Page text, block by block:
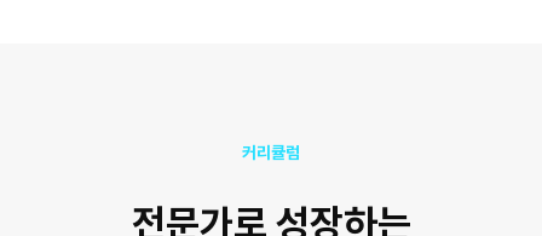
커리큘럼
전문가로 성장하는